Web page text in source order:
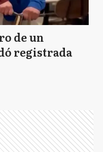
de un
registrada